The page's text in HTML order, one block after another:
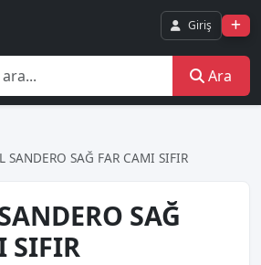
Giriş
Ara
SANDERO SAĞ FAR CAMI SIFIR
SAĞ
SIFIR